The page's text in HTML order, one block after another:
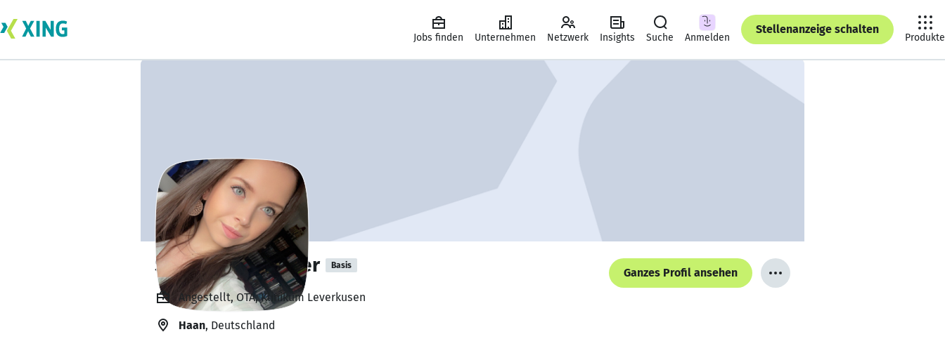
Jobs finden Unternehmen Netzwerk Insights Suche Anmelden
Stellenanzeige schalten
Produkte
Stephanie Kenzler Basis
Ganzes Profil ansehen
Angestellt, OTA, Klinikum Leverkusen
Haan, Deutschland